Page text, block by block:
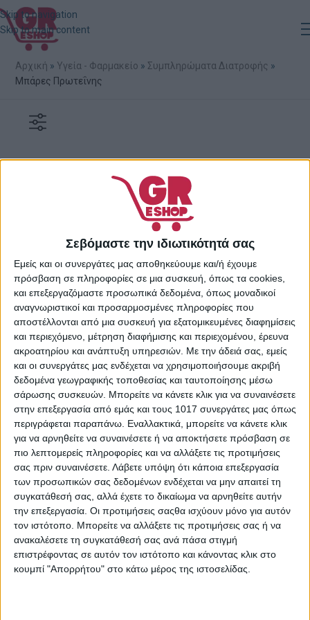
Σεβόμαστε την ιδιωτικότητά σας
Εμείς και οι συνεργάτες μας αποθηκεύουμε και/ή έχουμε
πρόσβαση σε πληροφορίες σε μια συσκευή, όπως τα cookies,
και επεξεργαζόμαστε προσωπικά δεδομένα, όπως μοναδικοί
αναγνωριστικοί και προσαρμοσμένες πληροφορίες που
αποστέλλονται από μια συσκευή για εξατομικευμένες διαφημίσεις
και περιεχόμενο, μέτρηση διαφήμισης και περιεχομένου, έρευνα
ακροατηρίου και ανάπτυξη υπηρεσιών. Με την άδειά σας, εμείς
και οι συνεργάτες μας ενδέχεται να χρησιμοποιήσουμε ακριβή
δεδομένα γεωγραφικής τοποθεσίας και ταυτοποίησης μέσω
σάρωσης συσκευών. Μπορείτε να κάνετε κλικ για να συναινέσετε
στην επεξεργασία από εμάς και τους 1017 συνεργάτες μας όπως
περιγράφεται παραπάνω. Εναλλακτικά, μπορείτε να κάνετε κλικ
για να αρνηθείτε να συναινέσετε ή να αποκτήσετε πρόσβαση σε
πιο λεπτομερείς πληροφορίες και να αλλάξετε τις προτιμήσεις
σας πριν συναινέσετε. Λάβετε υπόψη ότι κάποια επεξεργασία
των προσωπικών σας δεδομένων ενδέχεται να μην απαιτεί τη
συγκατάθεσή σας, αλλά έχετε το δικαίωμα να αρνηθείτε αυτήν
την επεξεργασία. Οι προτιμήσεις σαςθα ισχύουν μόνο για αυτόν
τον ιστότοπο. Μπορείτε να αλλάξετε τις προτιμήσεις σας ή να
ανακαλέσετε τη συγκατάθεσή σας ανά πάσα στιγμή
επιστρέφοντας σε αυτόν τον ιστότοπο και κάνοντας κλικ στο
κουμπί "Απορρήτου" στο κάτω μέρος της ιστοσελίδας.
Skip to navigation
Skip to main content
Αρχική » Υγεία - Φαρμακείο » Συμπληρώματα Διατροφής »
Μπάρες Πρωτεΐνης